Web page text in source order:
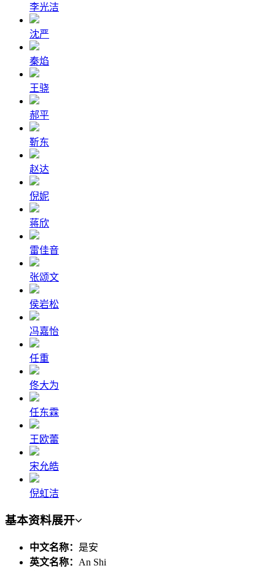
李光洁
沈严
秦焰
王骁
郝平
靳东
赵达
倪妮
蒋欣
雷佳音
张颂文
侯岩松
冯嘉怡
任重
佟大为
任东霖
王欧蕾
宋允皓
倪虹洁
基本资料展开
中文名称： 是安
英文名称： An Shi